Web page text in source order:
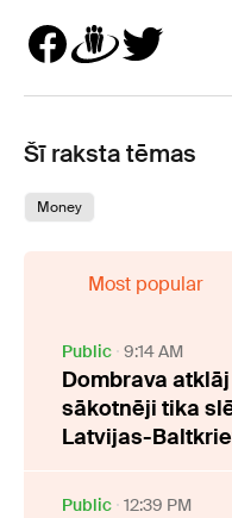
Šī raksta tēmas
Money
Most popular
Public 9:14 AM
Dombrava
sākotnēji tika
Latvijas-
Public 12:39 PM